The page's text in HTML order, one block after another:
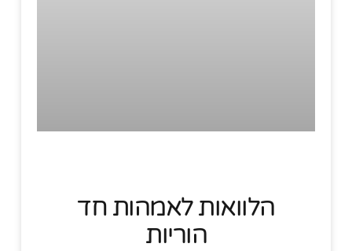
הלוואות לאמהות חד
הוריות